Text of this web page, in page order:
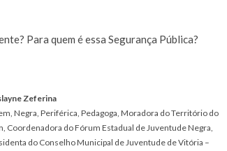
Para quem é essa Segurança Pública?
Zeferina
Negra, Periférica, Pedagoga, Moradora do Território do
Coordenadora do Fórum Estadual de Juventude Negra,
do Conselho Municipal de Juventude de Vitória –